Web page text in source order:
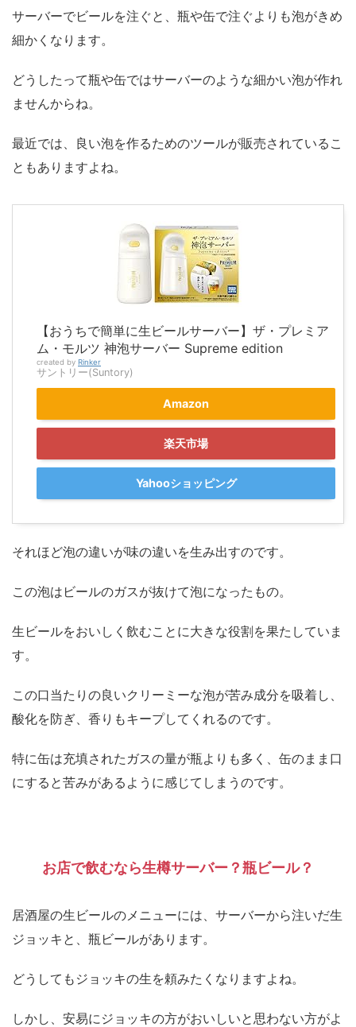
サーバーでビールを注ぐと、瓶や缶で注ぐよりも泡がきめ
細かくなります。
どうしたって瓶や缶ではサーバーのような細かい泡が作れ
ませんからね。
最近では、良い泡を作るためのツールが販売されているこ
ともありますよね。
【おうちで簡単に生ビールサーバー】ザ・プレミア
ム・モルツ 神泡サーバー Supreme edition
created by Rinker
サントリー(Suntory)
Amazon
楽天市場
Yahooショッピング
それほど泡の違いが味の違いを生み出すのです。
この泡はビールのガスが抜けて泡になったもの。
生ビールをおいしく飲むことに大きな役割を果たしていま
す。
この口当たりの良いクリーミーな泡が苦み成分を吸着し、
酸化を防ぎ、香りもキープしてくれるのです。
特に缶は充填されたガスの量が瓶よりも多く、缶のまま口
にすると苦みがあるように感じてしまうのです。
お店で飲むなら生樽サーバー？瓶ビール？
居酒屋の生ビールのメニューには、サーバーから注いだ生
ジョッキと、瓶ビールがあります。
どうしてもジョッキの生を頼みたくなりますよね。
しかし、安易にジョッキの方がおいしいと思わない方がよ